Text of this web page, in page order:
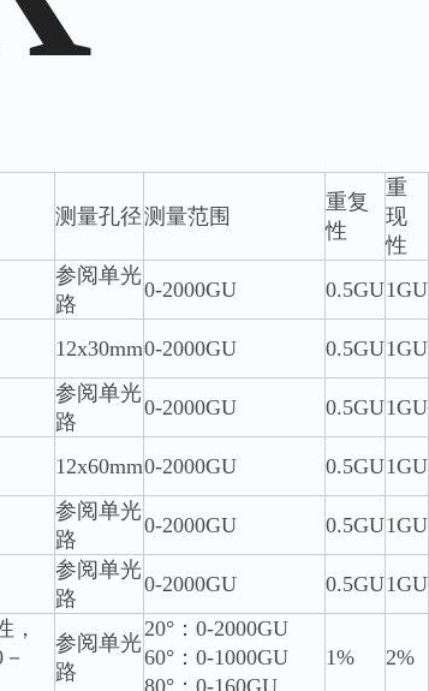
测量孔径测量范围
重复
性
重
现
性
参阅单光
路
0-2000GU 0.5GU1GU
12x30mm0-2000GU 0.5GU1GU
参阅单光
路
0-2000GU 0.5GU1GU
12x60mm0-2000GU 0.5GU1GU
参阅单光
路
0-2000GU 0.5GU1GU
参阅单光
路
0-2000GU 0.5GU1GU
，
参阅单光
路
20°：0-2000GU
60°：0-1000GU
80°：0-160GU
1% 2%